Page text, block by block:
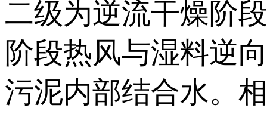
二级为逆流干燥阶
阶段热风与湿料逆
污泥内部结合水。